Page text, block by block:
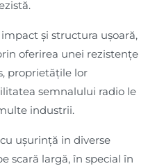
și structura ușoară,
oferirea unei rezistențe
proprietățile lor
semnalului radio le
industrii.
ușurință in diverse
scară largă, în special în